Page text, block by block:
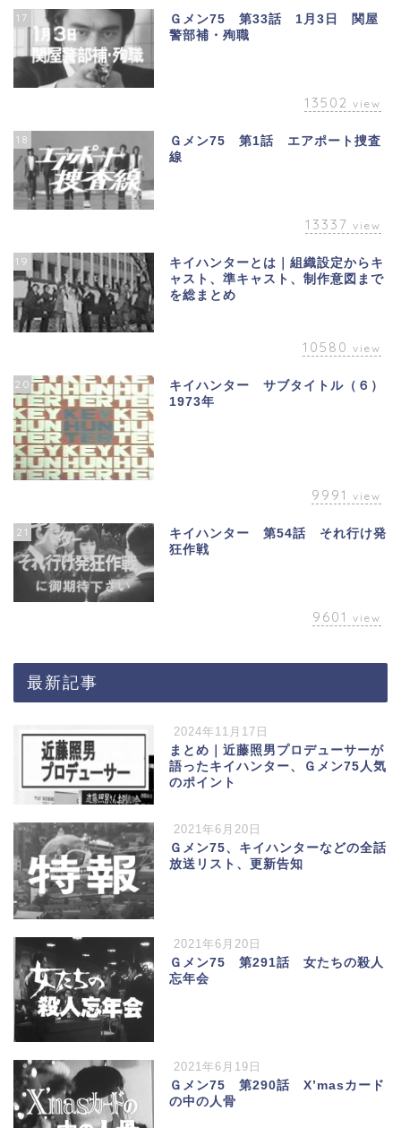
17
Ｇメン75 第33話 1月3日 関屋
警部補・殉職
13502 view
18
Ｇメン75 第1話 エアポート捜査
線
13337 view
19
キイハンターとは｜組織設定からキ
ャスト、準キャスト、制作意図まで
を総まとめ
10580 view
20
キイハンター サブタイトル（６）
1973年
9991 view
21
キイハンター 第54話 それ行け発
狂作戦
9601 view
最新記事
2024年11月17日
まとめ｜近藤照男プロデューサーが
語ったキイハンター、Ｇメン75人気
のポイント
2021年6月20日
Ｇメン75、キイハンターなどの全話
放送リスト、更新告知
2021年6月20日
Ｇメン75 第291話 女たちの殺人
忘年会
2021年6月19日
Ｇメン75 第290話 X’masカード
の中の人骨